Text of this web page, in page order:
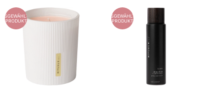
AUSGEWÄHLTES
PRODUKT
AUSGEWÄHLTES
PRODUKT